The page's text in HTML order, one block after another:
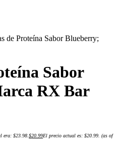
de Proteína Sabor Blueberry;
Sabor
RX Bar
era: $23.98.$20.99El precio actual es: $20.99. (as of